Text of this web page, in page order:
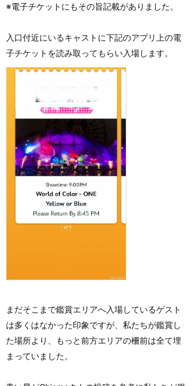
※電子チケットにもその旨記載がありました。
入口付近にいるキャストに下記のアプリ上の電
子チケットを読み取ってもらい入場します。
まだそこまで鑑賞エリアへ入場しているゲスト
は多くはなかった印象ですが、私たちが鑑賞し
た場所より、もっと前方エリアの柵前は全て埋
まっていました。